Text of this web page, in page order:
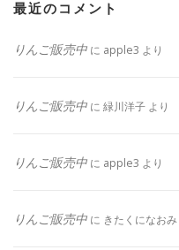
最近のコメント
りんご販売中 に apple3 より
りんご販売中 に 緑川洋子 より
りんご販売中 に apple3 より
りんご販売中 に きたくになおみ